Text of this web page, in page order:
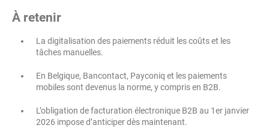
À retenir
La digitalisation des paiements réduit les coûts et les
tâches manuelles.
En Belgique, Bancontact, Payconiq et les paiements
mobiles sont devenus la norme, y compris en B2B.
L’obligation de facturation électronique B2B au 1er janvier
2026 impose d’anticiper dès maintenant.